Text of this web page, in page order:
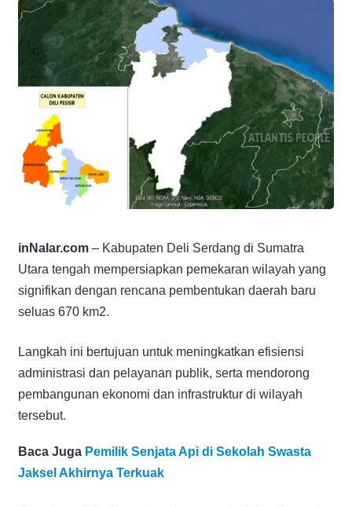
inNalar.com – Kabupaten Deli Serdang di Sumatra
Utara tengah mempersiapkan pemekaran wilayah yang
signifikan dengan rencana pembentukan daerah baru
seluas 670 km2.
Langkah ini bertujuan untuk meningkatkan efisiensi
administrasi dan pelayanan publik, serta mendorong
pembangunan ekonomi dan infrastruktur di wilayah
tersebut.
Baca Juga Pemilik Senjata Api di Sekolah Swasta
Jaksel Akhirnya Terkuak